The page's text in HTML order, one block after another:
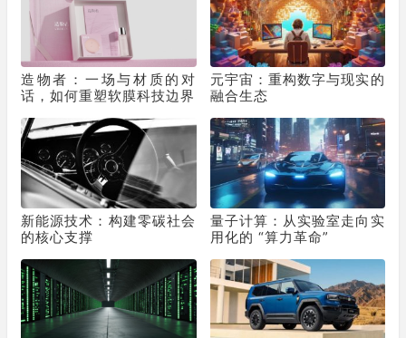
造物者：一场与材质的对
话，如何重塑软膜科技边界
元宇宙：重构数字与现实的
融合生态
新能源技术：构建零碳社会
的核心支撑
量子计算：从实验室走向实
用化的 “算力革命”